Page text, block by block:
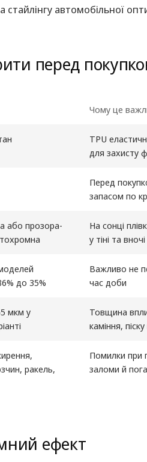
стайлінгу автомобільної
перед
Чому це
TPU
для захисту
Перед
запасом по
або прозора-
На сонці
у тіні та
до 35%
Важливо не
час доби
мкм у
Товщина
каміння,
ракель,
Помилки при
заломи й
ефект